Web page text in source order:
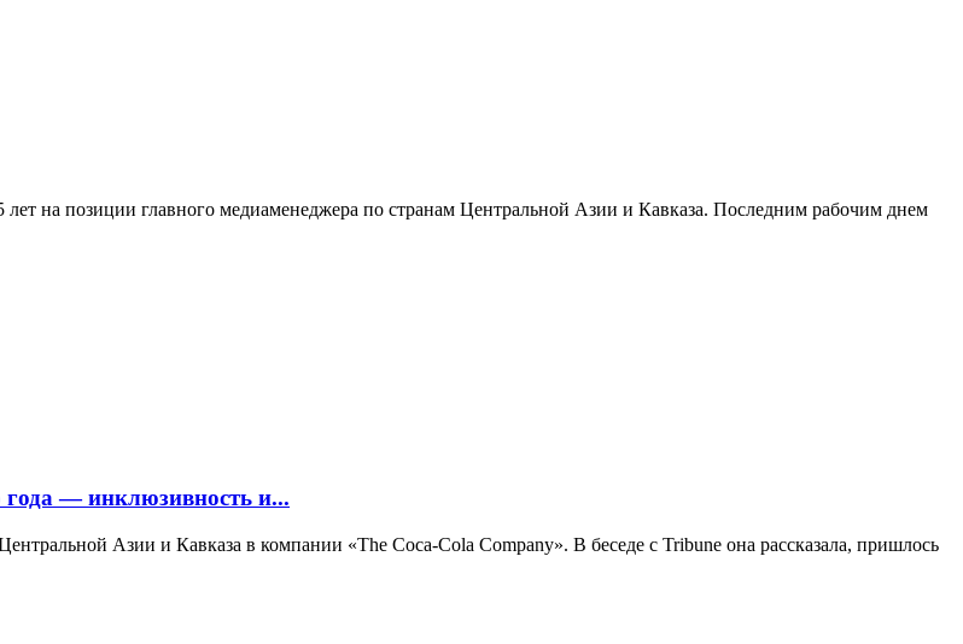
на позиции главного медиаменеджера по странам Центральной Азии и Кавказа. Последним рабочим днем
— инклюзивность и...
Азии и Кавказа в компании «The Coca-Cola Company». В беседе с Tribune она рассказала, пришлось